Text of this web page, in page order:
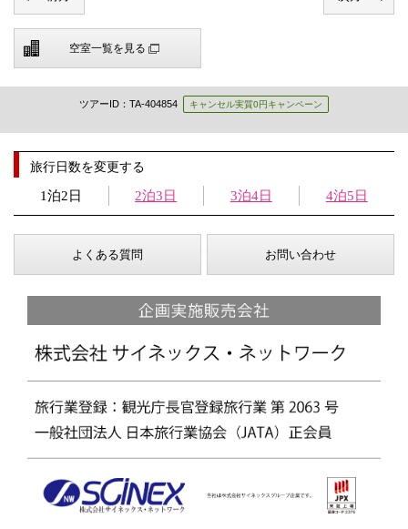
空室一覧を見る
ツアーID：TA-404854 キャンセル実質0円キャンペーン
旅行日数を変更する
1泊2日 2泊3日 3泊4日 4泊5日
よくある質問 お問い合わせ